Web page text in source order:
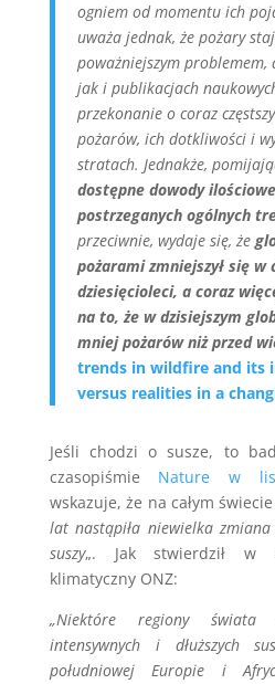
ogniem od momentu ich
uważa jednak, że pożary
poważniejszym problemem,
jak i publikacjach
przekonanie o coraz
pożarów, ich dotkliwości i
stratach. Jednakże,
dostępne dowody
postrzeganych ogólnych
przeciwnie, wydaje się, że
pożarami zmniejszył się
dziesięcioleci, a coraz
na to, że w dzisiejszym
mniej pożarów niż przed
trends in wildfire and its
versus realities in a
Jeśli chodzi o susze, to
czasopiśmie Nature w
wskazuje, że na całym świecie
lat nastąpiła niewielka
suszy„. Jak stwierdził w
klimatyczny ONZ:
„Niektóre regiony świata
intensywnych i dłuższych
południowej Europie i